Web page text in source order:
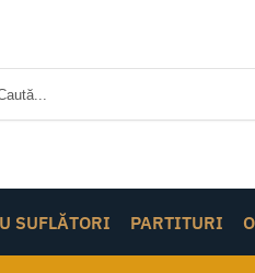
SUFLĂTORI PARTITURI